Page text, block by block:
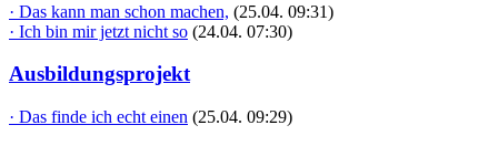
· Das kann man schon machen, (25.04. 09:31)
· Ich bin mir jetzt nicht so (24.04. 07:30)
Ausbildungsprojekt
· Das finde ich echt einen (25.04. 09:29)